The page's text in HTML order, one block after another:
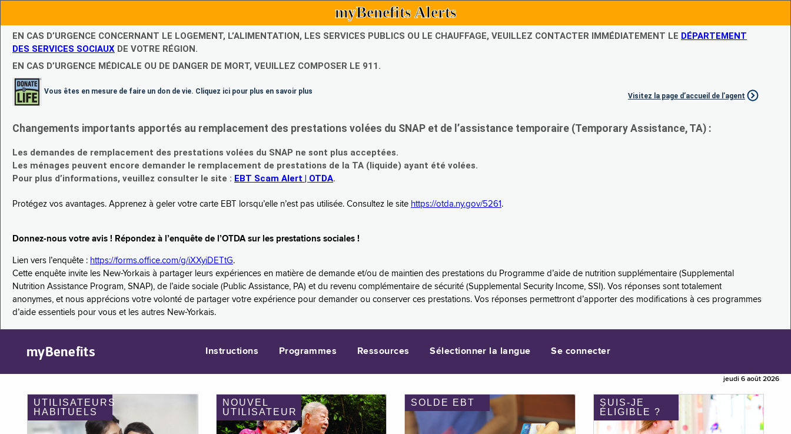
myBenefits Alerts
EN CAS D’URGENCE CONCERNANT LE LOGEMENT, L’ALIMENTATION, LES SERVICES PUBLICS OU LE CHAUFFAGE, VEUILLEZ CONTACTER IMMÉDIATEMENT LE DÉPARTEMENT
DES SERVICES SOCIAUX DE VOTRE RÉGION.
EN CAS D’URGENCE MÉDICALE OU DE DANGER DE MORT, VEUILLEZ COMPOSER LE 911.
Vous êtes en mesure de faire un don de vie. Cliquez ici pour plus en savoir plus
Visitez la page d’accueil de l’agent
Changements importants apportés au remplacement des prestations volées du SNAP et de l’assistance temporaire (Temporary Assistance, TA) :
Les demandes de remplacement des prestations volées du SNAP ne sont plus acceptées.
Les ménages peuvent encore demander le remplacement de prestations de la TA (liquide) ayant été volées.
Pour plus d’informations, veuillez consulter le site : EBT Scam Alert | OTDA.
Protégez vos avantages. Apprenez à geler votre carte EBT lorsqu’elle n’est pas utilisée. Consultez le site https://otda.ny.gov/5261 .
Donnez-nous votre avis ! Répondez à l’enquête de l’OTDA sur les prestations sociales !
Lien vers l’enquête : https://forms.office.com/g/iXXyiDETtG.
Cette enquête invite les New-Yorkais à partager leurs expériences en matière de demande et/ou de maintien des prestations du Programme d’aide de nutrition supplémentaire (Supplemental
Nutrition Assistance Program, SNAP), de l’aide sociale (Public Assistance, PA) et du revenu complémentaire de sécurité (Supplemental Security Income, SSI). Vos réponses sont totalement
anonymes, et nous apprécions votre volonté de partager votre expérience pour demander ou conserver ces prestations. Vos réponses permettront d’apporter des modifications à ces programmes
d’aide essentiels pour vous et les autres New-Yorkais.
myBenefits Instructions Programmes Ressources Sélectionner la langue Se connecter
jeudi 6 août 2026
UTILISATEURS
HABITUELS
NOUVEL
UTILISATEUR
SOLDE EBT
SUIS-JE
ÉLIGIBLE ?